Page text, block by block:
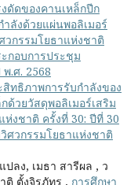
ดัดของคานเหล็กปีก
ลังด้วยแผ่นพอลิเมอร์
วกรรมโยธาแห่งชาติ
กอบการประชุม
.ศ. 2568
สิทธิภาพการรับกำลังของ
ด้วยวัสดุพอลิเมอร์เสริม
งชาติ ครั้งที่ 30: ปีที่ 30
ศวกรรมโยธาแห่งชาติ
ลง, เมธา สารีผล , ว
ติ ตั้งจิรภัทร , การศึกษา